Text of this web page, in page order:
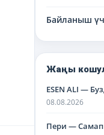
Байланыш
Жаңы
ESEN ALI —
08.08.2026
Пери — Самап